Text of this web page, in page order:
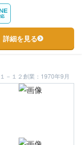
詳細を見る
－１２創業：1970年9月